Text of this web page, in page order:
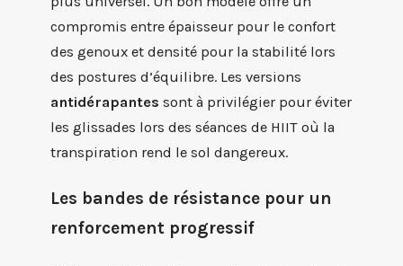
compromis entre épaisseur pour le confort
des genoux et densité pour la stabilité lors
des postures d’équilibre. Les versions
antidérapantes sont à privilégier pour éviter
les glissades lors des séances de HIIT où la
transpiration rend le sol dangereux.
Les bandes de résistance pour un
renforcement progressif